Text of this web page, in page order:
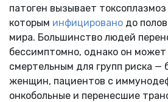
патоген вызывает
которым инфицировано до
мира. Большинство людей
бессимптомно, однако он может
смертельным для групп риска —
женщин, пациентов с
онкобольные и перенесшие